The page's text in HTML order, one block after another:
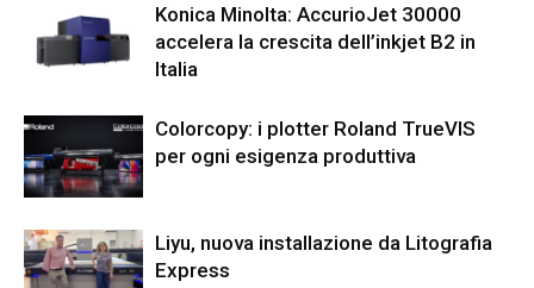
Konica Minolta: AccurioJet 30000
accelera la crescita dell’inkjet B2 in
Italia
Colorcopy: i plotter Roland TrueVIS
per ogni esigenza produttiva
Liyu, nuova installazione da Litografia
Express